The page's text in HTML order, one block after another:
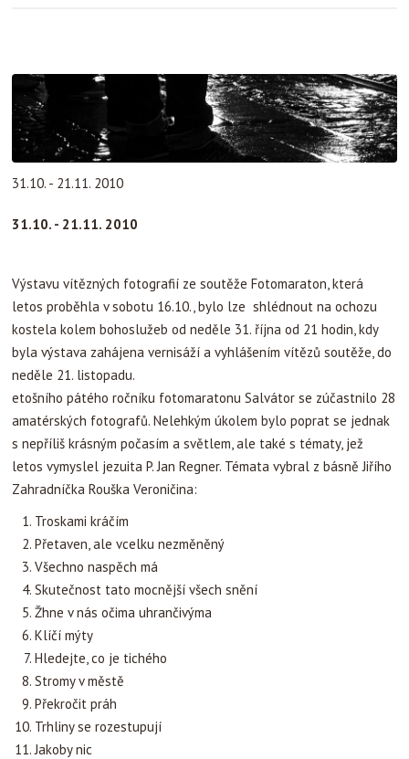
31.10. - 21.11. 2010
31.10. - 21.11. 2010
Výstavu vítězných fotografií ze soutěže Fotomaraton, která
letos proběhla v sobotu 16.10., bylo lze shlédnout na ochozu
kostela kolem bohoslužeb od neděle 31. října od 21 hodin, kdy
byla výstava zahájena vernisáží a vyhlášením vítězů soutěže, do
neděle 21. listopadu.
etošního pátého ročníku fotomaratonu Salvátor se zúčastnilo 28
amatérských fotografů. Nelehkým úkolem bylo poprat se jednak
s nepříliš krásným počasím a světlem, ale také s tématy, jež
letos vymyslel jezuita P. Jan Regner. Témata vybral z básně Jiřího
Zahradníčka Rouška Veroničina:
Troskami kráčím
Přetaven, ale vcelku nezměněný
Všechno naspěch má
Skutečnost tato mocnější všech snění
Žhne v nás očima uhrančivýma
Klíčí mýty
Hledejte, co je tichého
Stromy v městě
Překročit práh
Trhliny se rozestupují
Jakoby nic